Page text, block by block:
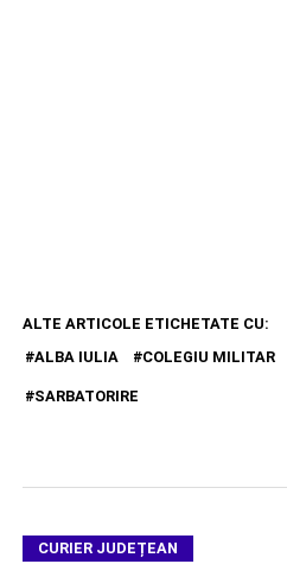
ALTE ARTICOLE ETICHETATE CU:
ALBA IULIA
COLEGIU MILITAR
SARBATORIRE
CURIER JUDEȚEAN